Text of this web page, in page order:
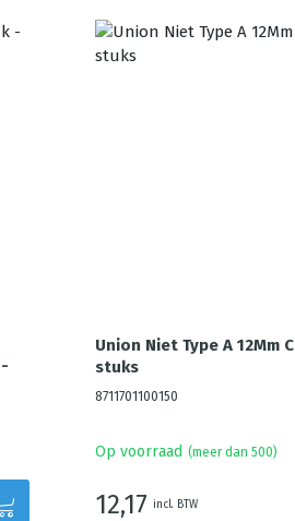
Union Niet Type A 12Mm
stuks
8711701100150
Op voorraad (meer dan 500)
12,17 incl. BTW